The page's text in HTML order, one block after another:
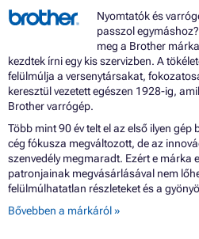
Nyomtatók és
passzol
meg a Brother
kezdtek írni egy kis szervizben. A
felülmúlja a versenytársakat,
keresztül vezetett egészen 1928-ig,
Brother varrógép.
Több mint 90 év telt el az első ilyen
cég fókusza megváltozott, de az
szenvedély megmaradt. Ezért e márka
patronjainak megvásárlásával nem
felülmúlhatatlan részleteket és a
Bővebben a márkáról »